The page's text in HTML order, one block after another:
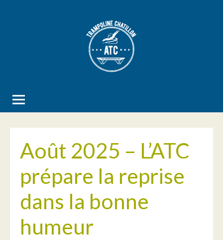
Août 2025 – L’ATC
prépare la reprise
dans la bonne
humeur